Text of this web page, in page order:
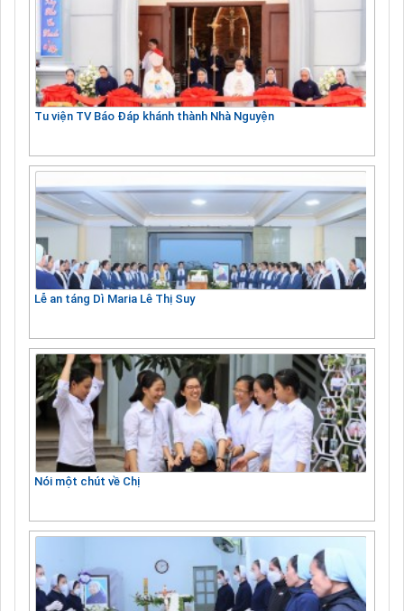
Tu viện TV Báo Đáp khánh thành Nhà Nguyện
Lễ an táng Dì Maria Lê Thị Suy
Nói một chút về Chị